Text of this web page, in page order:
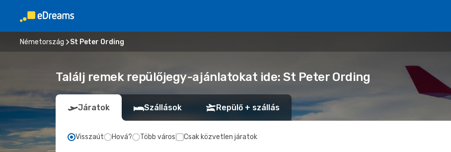
Németország St Peter Ording
Találj remek repülőjegy-ajánlatokat ide: St Peter Ording
Járatok Szállások Repülő + szállás
Visszaút Hová? Több város Csak közvetlen járatok